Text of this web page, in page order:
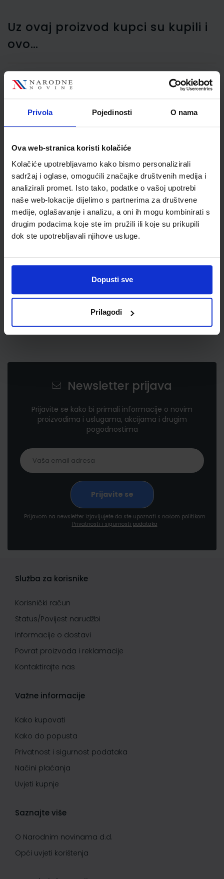
Privola Pojedinosti O nama
Ova web-stranica koristi kolačiće
Kolačiće upotrebljavamo kako bismo personalizirali
sadržaj i oglase, omogućili značajke društvenih medija i
analizirali promet. Isto tako, podatke o vašoj upotrebi
naše web-lokacije dijelimo s partnerima za društvene
medije, oglašavanje i analizu, a oni ih mogu kombinirati s
drugim podacima koje ste im pružili ili koje su prikupili
dok ste upotrebljavali njihove usluge.
Dopusti sve
Prilagodi
Uz ovaj proizvod kupci su kupili i
ovo…
Fascikl prešpan klapna s
gumicom, Nano,
1,00 €
Newsletter prijava
Prijavite se kako bi primali informacije o novim
proizvodima i uslugama, akcijama i drugim
pogodnostima
Prijavom na newsletter izjavljujete da ste upoznati s našom politikom
Privatnosti i sigurnosti podataka
Služba za korisnike
Korisnički račun
Status/Povijest narudžbi
Informacije o dostavi
Povrat proizvoda i reklamacije
Kontaktirajte nas
Važne informacije
Kako kupovati
Kako do popusta
Privatnost i sigurnost podataka
Načini plaćanja
Uvjeti kupnje
Saznajte više
O Narodnim novinama d.d.
Opći uvjeti korištenja